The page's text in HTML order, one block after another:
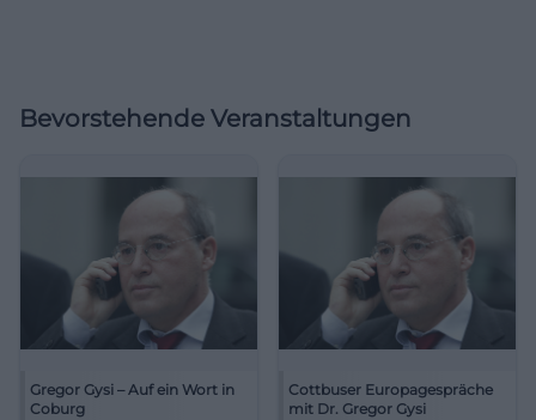
Bevorstehende Veranstaltungen
Gregor Gysi – Auf ein Wort in
Coburg
Cottbuser Europagespräche
mit Dr. Gregor Gysi